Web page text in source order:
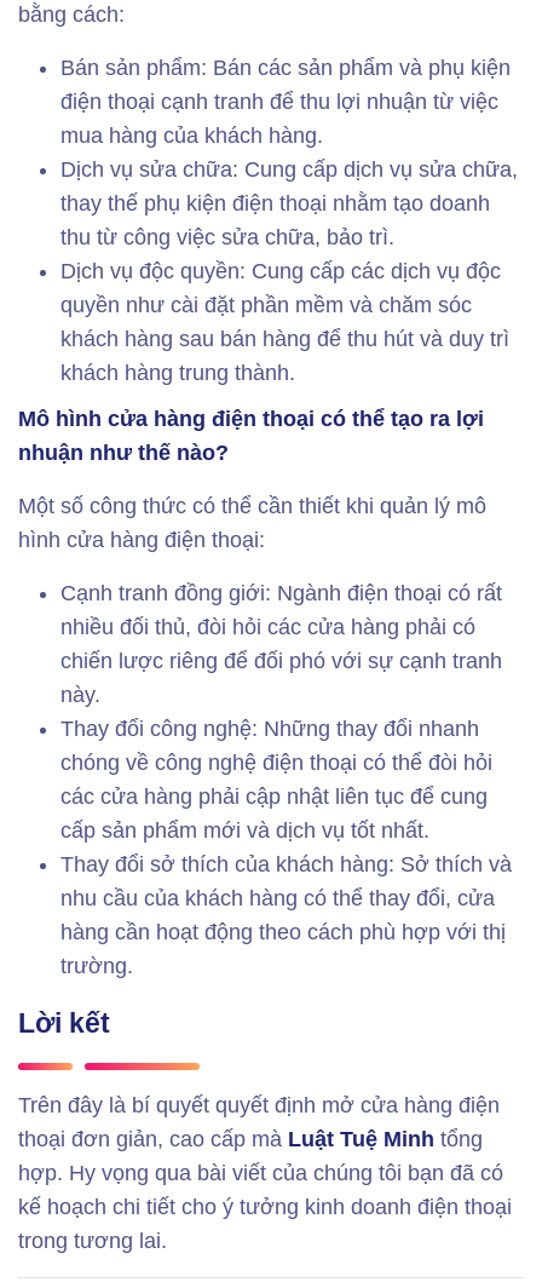
bằng cách:
Bán sản phẩm: Bán các sản phẩm và phụ kiện
điện thoại cạnh tranh để thu lợi nhuận từ việc
mua hàng của khách hàng.
Dịch vụ sửa chữa: Cung cấp dịch vụ sửa chữa,
thay thế phụ kiện điện thoại nhằm tạo doanh
thu từ công việc sửa chữa, bảo trì.
Dịch vụ độc quyền: Cung cấp các dịch vụ độc
quyền như cài đặt phần mềm và chăm sóc
khách hàng sau bán hàng để thu hút và duy trì
khách hàng trung thành.
Mô hình cửa hàng điện thoại có thể tạo ra lợi
nhuận như thế nào?
Một số công thức có thể cần thiết khi quản lý mô
hình cửa hàng điện thoại:
Cạnh tranh đồng giới: Ngành điện thoại có rất
nhiều đối thủ, đòi hỏi các cửa hàng phải có
chiến lược riêng để đối phó với sự cạnh tranh
này.
Thay đổi công nghệ: Những thay đổi nhanh
chóng về công nghệ điện thoại có thể đòi hỏi
các cửa hàng phải cập nhật liên tục để cung
cấp sản phẩm mới và dịch vụ tốt nhất.
Thay đổi sở thích của khách hàng: Sở thích và
nhu cầu của khách hàng có thể thay đổi, cửa
hàng cần hoạt động theo cách phù hợp với thị
trường.
Lời kết
Trên đây là bí quyết quyết định mở cửa hàng điện
thoại đơn giản, cao cấp mà Luật Tuệ Minh tổng
hợp. Hy vọng qua bài viết của chúng tôi bạn đã có
kế hoạch chi tiết cho ý tưởng kinh doanh điện thoại
trong tương lai.